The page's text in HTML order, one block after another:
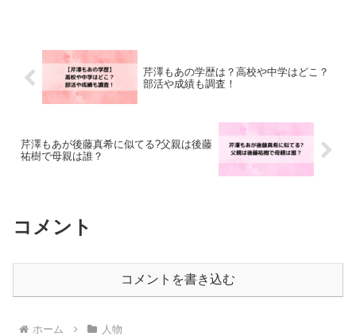
芹澤もあの学歴は？高校や中学はどこ？
部活や成績も調査！
芹澤もあが後藤真希に似てる?父親は後藤
祐樹で母親は誰？
コメント
コメントを書き込む
ホーム 人物